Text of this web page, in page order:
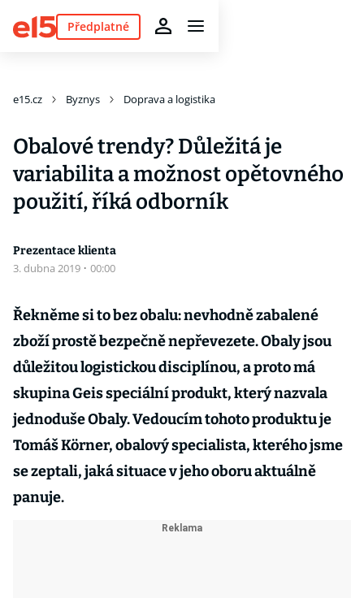
Předplatné
e15.cz Byznys Doprava a logistika
Obalové trendy? Důležitá je
variabilita a možnost opětovného
použití, říká odborník
Prezentace klienta
3. dubna 2019 · 00:00
Řekněme si to bez obalu: nevhodně zabalené
zboží prostě bezpečně nepřevezete. Obaly jsou
důležitou logistickou disciplínou, a proto má
skupina Geis speciální produkt, který nazvala
jednoduše Obaly. Vedoucím tohoto produktu je
Tomáš Körner, obalový specialista, kterého jsme
se zeptali, jaká situace v jeho oboru aktuálně
panuje.